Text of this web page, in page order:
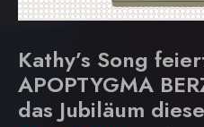
Kathy’s Song
APOPTYGMA
das Jubiläum